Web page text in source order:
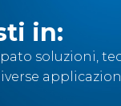
in:
soluzioni,